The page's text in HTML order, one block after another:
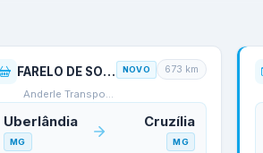
FARELO DE SOJA
Anderle Transportes -…
NOVO 673 km
Uberlândia
MG
Cruzília
MG